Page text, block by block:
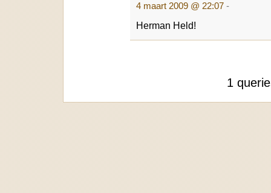
4 maart 2009 @ 22:07 -
Herman Held!
1